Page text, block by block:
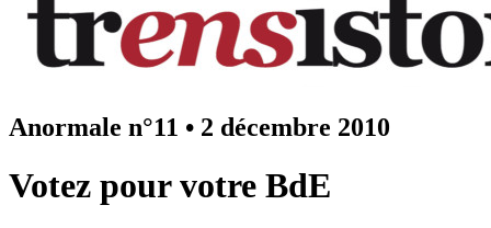
Anormale n°11 • 2 décembre 2010
Votez pour votre BdE